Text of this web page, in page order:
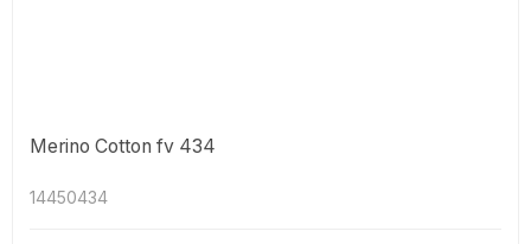
Merino Cotton fv 434
14450434